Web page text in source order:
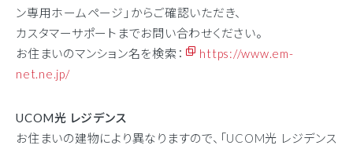
ン専用ホームページ」からご確認いただき、
カスタマーサポートまでお問い合わせください。
お住まいのマンション名を検索：
https://www.em-
net.ne.jp/
UCOM光 レジデンス
お住まいの建物により異なりますので、「UCOM光 レジデンス